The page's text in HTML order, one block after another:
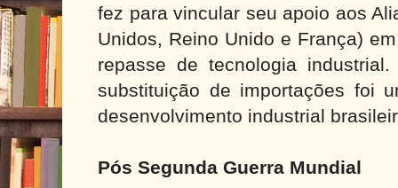
fez para vincular seu apoio aos
Unidos, Reino Unido e França)
repasse de tecnologia
substituição de importações foi
desenvolvimento industrial
Pós Segunda Guerra Mundial